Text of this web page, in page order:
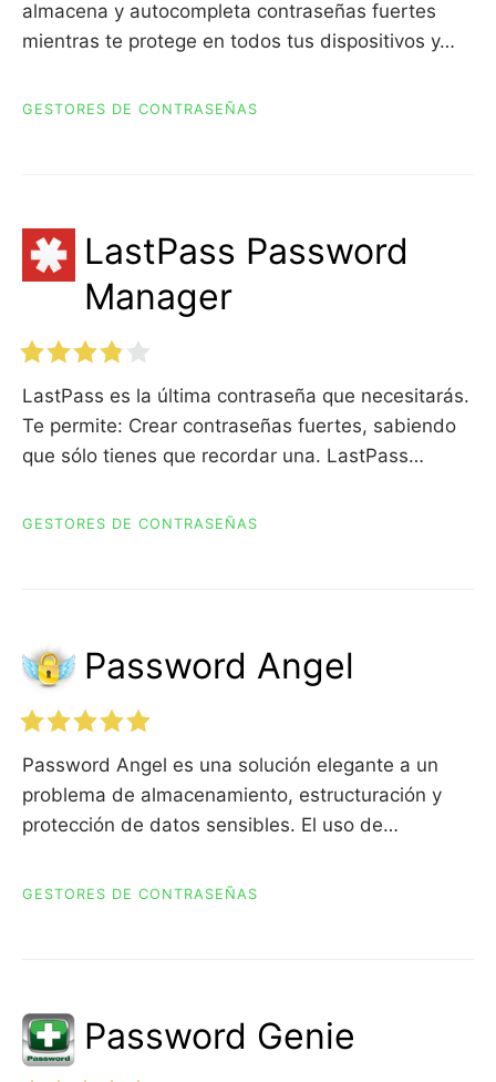
almacena y autocompleta contraseñas fuertes
mientras te protege en todos tus dispositivos y…
GESTORES DE CONTRASEÑAS
LastPass Password
Manager
LastPass es la última contraseña que necesitarás.
Te permite: Crear contraseñas fuertes, sabiendo
que sólo tienes que recordar una. LastPass…
GESTORES DE CONTRASEÑAS
Password Angel
Password Angel es una solución elegante a un
problema de almacenamiento, estructuración y
protección de datos sensibles. El uso de…
GESTORES DE CONTRASEÑAS
Password Genie